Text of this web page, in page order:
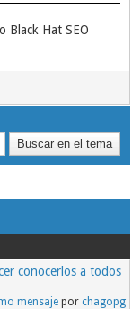
Black Hat SEO
conocerlos a todos
mensajepor chagopg